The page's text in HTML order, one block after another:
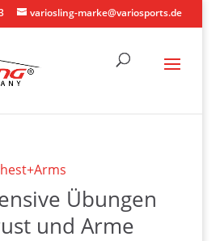
variosling-marke@variosports.de
Übungen
und Arme